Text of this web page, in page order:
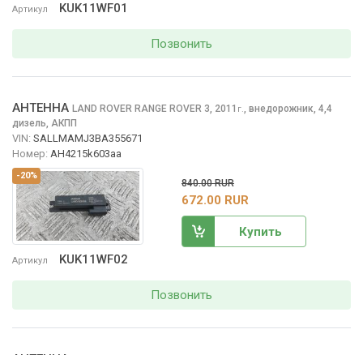
Артикул KUK11WF01
Позвонить
-20%
Артикул KUK11WF02
АНТЕННА LAND ROVER RANGE ROVER 3, 2011 г., внедорожник, 4,4
дизель, АКПП
VIN: SALLMAMJ3BA355671
Номер: AH4215k603aa
840.00 RUR
672.00 RUR
Купить
Позвонить